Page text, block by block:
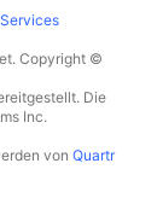
Copyright ©
Die
Inc.
von Quartr